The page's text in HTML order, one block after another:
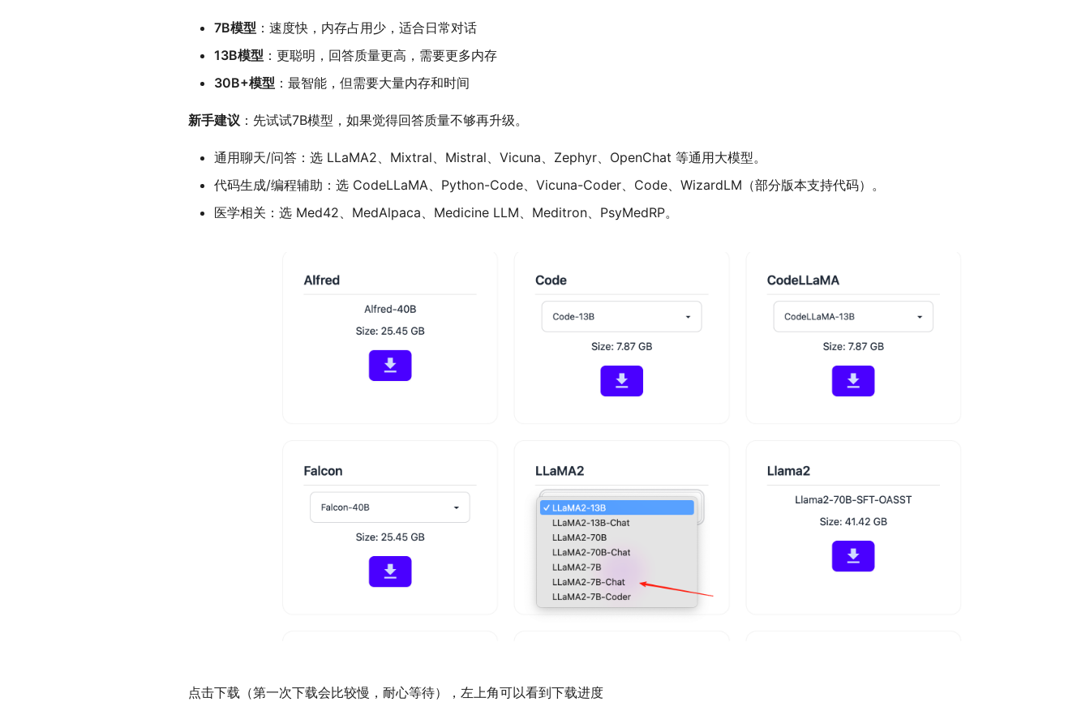
7B模型 ：速度快，内存占用少，适合日常对话
13B模型 ：更聪明，回答质量更高，需要更多内存
30B+模型 ：最智能，但需要大量内存和时间
新手建议 ：先试试7B模型，如果觉得回答质量不够再升级。
通用聊天/问答：选 LLaMA2、Mixtral、Mistral、Vicuna、Zephyr、OpenChat 等通用大模型。
代码生成/编程辅助：选 CodeLLaMA、Python-Code、Vicuna-Coder、Code、WizardLM（部分版本支持代码）。
医学相关：选 Med42、MedAlpaca、Medicine LLM、Meditron、PsyMedRP。
点击下载（第一次下载会比较慢，耐心等待），左上角可以看到下载进度